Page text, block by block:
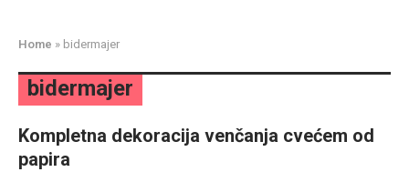
Kako mala iznenađenja mogu učiniti medeni
mesec još lepšim
Poklon koji će vaša druga polovina zauvek pamtiti
Home » bidermajer
bidermajer
Kompletna dekoracija venčanja cvećem od
papira